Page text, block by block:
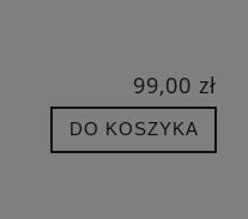
99,00 zł
DO KOSZYKA